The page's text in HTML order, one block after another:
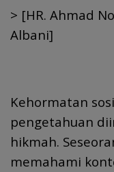
> [HR. Ahmad
Albani]
Kehormatan
pengetahuan
hikmah.
memahami